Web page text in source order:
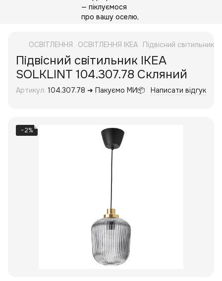
ОСВІТЛЕННЯ ОСВІТЛЕННЯ IKEA Підвісний світильник
Підвісний світильник IKEA
SOLKLINT 104.307.78 Скляний
Артикул: 104.307.78 ➜ Пакуємо МИ📦 Написати відгук
−2%